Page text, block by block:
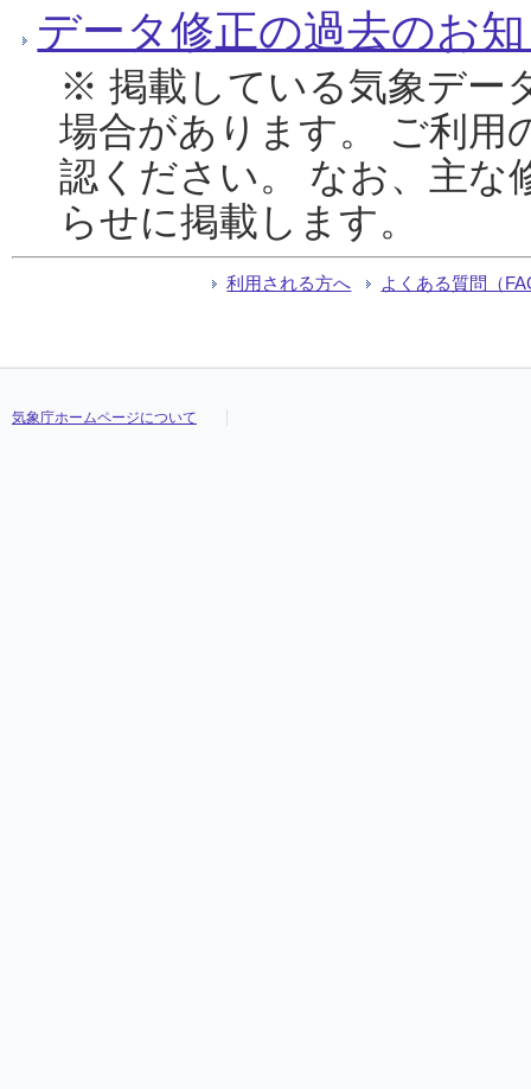
データ修正の過去のお
※ 掲載している気象デー
場合があります。 ご利用
認ください。 なお、主な
らせに掲載します。
利用される方へ よくある質問（
気象庁ホームページについて